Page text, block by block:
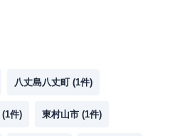
八丈島八丈町 (1件)
(1件) 東村山市 (1件)